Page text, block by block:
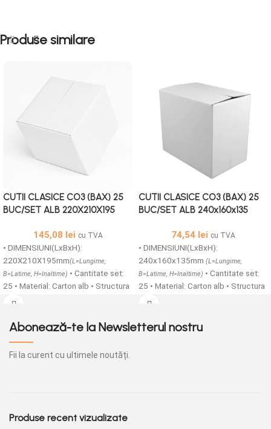
Produse similare
CUTII CLASICE CO3 (BAX) 25
BUC/SET ALB 220X210X195
145,08 lei cu TVA
• DIMENSIUNI(LxBxH):
220X210X195mm(L=Lungime,
B=Latime, H=Inaltime) • Cantitate set:
25 • Material: Carton alb • Structura
carton: CO3 TAFT/B • Cutii carton
usoare, compuse din 2 straturi
Acestea va sunt oferite intr-o gama
de dimensiuni foarte variate. Cutiile
foarte rentabila de ambalaj pentru a
CUTII CLASICE CO3 (BAX) 25
BUC/SET ALB 240x160x135
74,54 lei cu TVA
• DIMENSIUNI(LxBxH):
240x160x135mm (L=Lungime,
B=Latime, H=Inaltime) • Cantitate set:
25 • Material: Carton alb • Structura
carton: CO3 TAFT/B • Cutii carton
usoare, compuse din 2 straturi
Abonează-te la Newsletterul nostru
Fii la curent cu ultimele noutăți.
Produse recent vizualizate